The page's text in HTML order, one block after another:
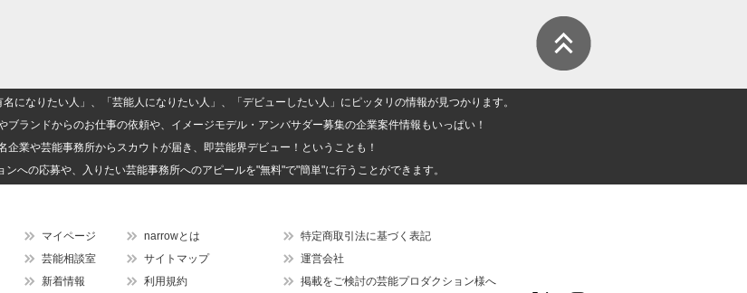
になりたい人」、「芸能人になりたい人」、「デビューしたい人」にピッタリの情報が見つかります。
ランドからのお仕事の依頼や、イメージモデル・アンバサダー募集の企業案件情報もいっぱい！
企業や芸能事務所からスカウトが届き、即芸能界デビュー！ということも！
への応募や、入りたい芸能事務所へのアピールを"無料"で"簡単"に行うことができます。
マイページ
芸能相談室
新着情報
narrowとは
サイトマップ
利用規約
特定商取引法に基づく表記
運営会社
掲載をご検討の芸能プロダクション様へ